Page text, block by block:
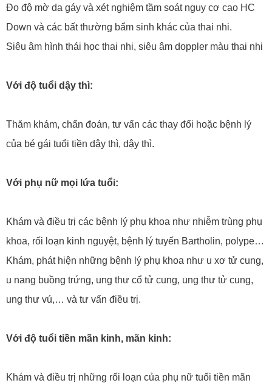
Đo độ mờ da gáy và xét nghiệm tầm soát nguy cơ cao HC
Down và các bất thường bẩm sinh khác của thai nhi.
Siêu âm hình thái học thai nhi, siêu âm doppler màu thai nhi
Với độ tuổi dậy thì:
Thăm khám, chẩn đoán, tư vấn các thay đổi hoặc bệnh lý
của bé gái tuổi tiền dậy thì, dậy thì.
Với phụ nữ mọi lứa tuổi:
Khám và điều trị các bệnh lý phụ khoa như nhiễm trùng phụ
khoa, rối loạn kinh nguyệt, bệnh lý tuyến Bartholin, polype…
Khám, phát hiện những bệnh lý phụ khoa như u xơ tử cung,
u nang buồng trứng, ung thư cổ tử cung, ung thư tử cung,
ung thư vú,… và tư vấn điều trị.
Với độ tuổi tiền mãn kinh, mãn kinh:
Khám và điều trị những rối loạn của phụ nữ tuổi tiền mãn